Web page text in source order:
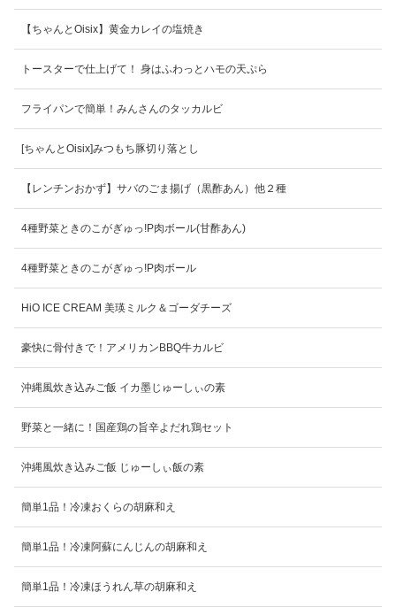
【ちゃんとOisix】黄金カレイの塩焼き
トースターで仕上げて！ 身はふわっとハモの天ぷら
フライパンで簡単！みんさんのタッカルビ
[ちゃんとOisix]みつもち豚切り落とし
【レンチンおかず】サバのごま揚げ（黒酢あん）他２種
4種野菜ときのこがぎゅっ!P肉ボール(甘酢あん)
4種野菜ときのこがぎゅっ!P肉ボール
HiO ICE CREAM 美瑛ミルク＆ゴーダチーズ
豪快に骨付きで！アメリカンBBQ牛カルビ
沖縄風炊き込みご飯 イカ墨じゅーしぃの素
野菜と一緒に！国産鶏の旨辛よだれ鶏セット
沖縄風炊き込みご飯 じゅーしぃ飯の素
簡単1品！冷凍おくらの胡麻和え
簡単1品！冷凍阿蘇にんじんの胡麻和え
簡単1品！冷凍ほうれん草の胡麻和え